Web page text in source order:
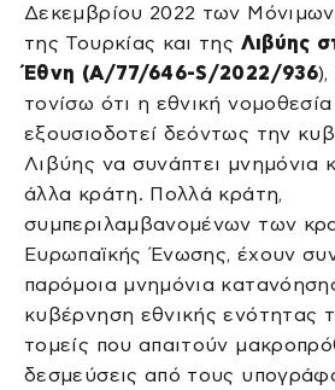
Δεκεμβρίου 2022 των
της Τουρκίας και της Λιβύης
Έθνη (A/77/646-S/2022/936),
τονίσω ότι η εθνική
εξουσιοδοτεί δεόντως την
Λιβύης να συνάπτει μνημόνια
άλλα κράτη. Πολλά κράτη,
συμπεριλαμβανομένων των
Ευρωπαϊκής Ένωσης, έχουν
παρόμοια μνημόνια
κυβέρνηση εθνικής ενότητας
τομείς που απαιτούν
δεσμεύσεις από τους